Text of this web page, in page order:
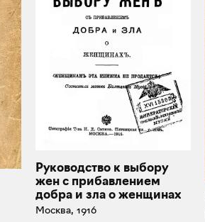
Руководство к выбору
жен с прибавлением
добра и зла о женщинах
Москва, 1916